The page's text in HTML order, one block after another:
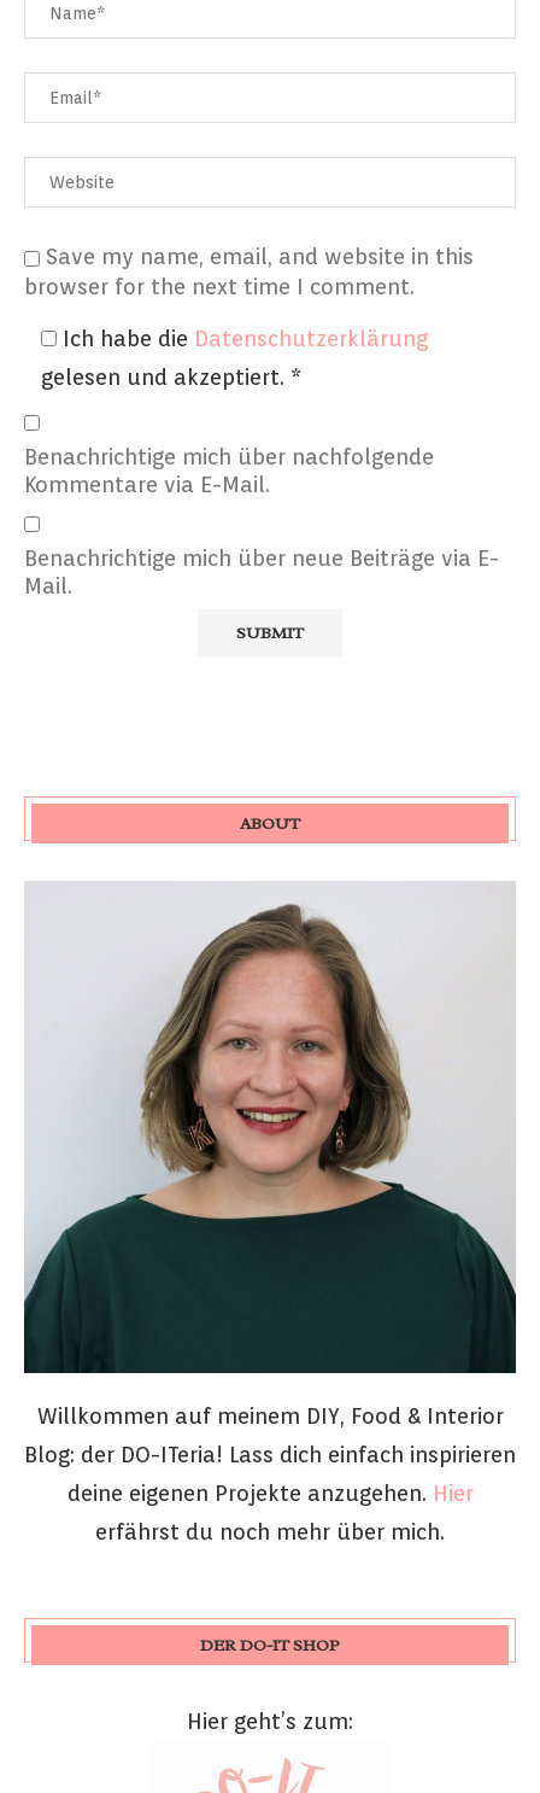
Save my name, email, and website in this
browser for the next time I comment.
Ich habe die Datenschutzerklärung
gelesen und akzeptiert. *
Benachrichtige mich über nachfolgende
Kommentare via E-Mail.
Benachrichtige mich über neue Beiträge via E-
Mail.
ABOUT
Willkommen auf meinem DIY, Food & Interior
Blog: der DO-ITeria! Lass dich einfach inspirieren
deine eigenen Projekte anzugehen. Hier
erfährst du noch mehr über mich.
DER DO-IT SHOP
Hier geht’s zum: